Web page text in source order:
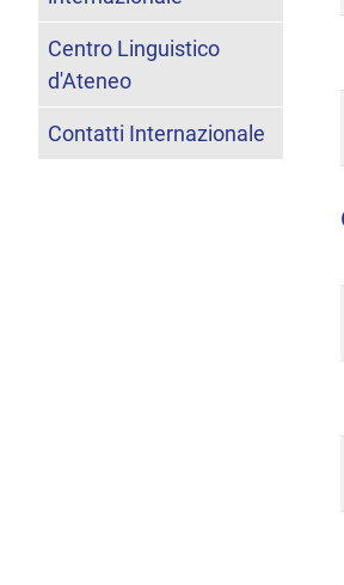
Centro Linguistico
d'Ateneo
Contatti Internazionale